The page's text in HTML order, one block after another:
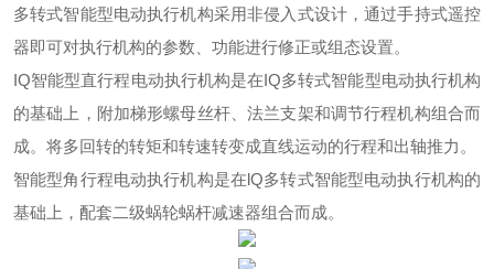
多转式智能型电动执行机构采用非侵入式设计，通过手持式遥控
器即可对执行机构的参数、功能进行修正或组态设置。
IQ智能型直行程电动执行机构是在IQ多转式智能型电动执行机构
的基础上，附加梯形螺母丝杆、法兰支架和调节行程机构组合而
成。将多回转的转矩和转速转变成直线运动的行程和出轴推力。
智能型角行程电动执行机构是在lQ多转式智能型电动执行机构的
基础上，配套二级蜗轮蜗杆减速器组合而成。